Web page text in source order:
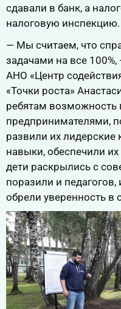
сдавали в банк, а
налоговую инспекцию.
— Мы считаем, что
задачами на все
АНО «Центр
«Точки роста»
ребятам возможность
предпринимателями,
развили их
навыки, обеспечили
дети раскрылись с
поразили и
обрели уверенность в